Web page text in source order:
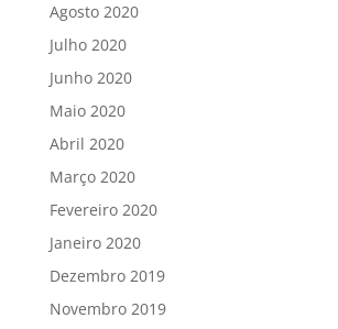
Agosto 2020
Julho 2020
Junho 2020
Maio 2020
Abril 2020
Março 2020
Fevereiro 2020
Janeiro 2020
Dezembro 2019
Novembro 2019